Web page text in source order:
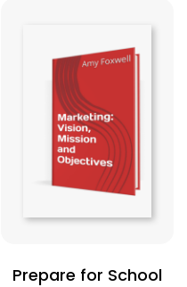
Prepare for School